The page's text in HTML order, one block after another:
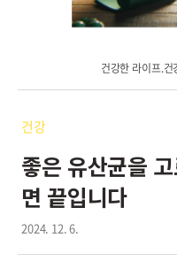
건강한 라이프.
건강
좋은 유산균을
면 끝입니다
2024. 12. 6.